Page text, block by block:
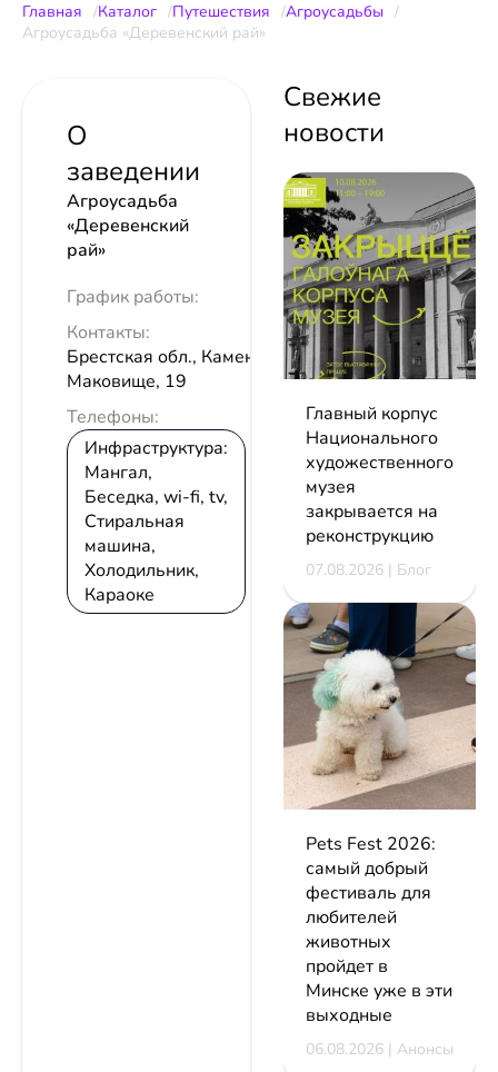
Главная Каталог Путешествия
Агроусадьбы
Агроусадьба «Деревенский рай»
О
заведении
Агроусадьба
«Деревенский
рай»
График работы:
Контакты:
Брестская обл., Каменецкий р-н, д.
Маковище, 19
Телефоны:
Инфраструктура:
Мангал,
Беседка, wi-fi, tv,
Стиральная
машина,
Холодильник,
Караоке
Свежие
новости
Главный корпус
Национального
художественного
музея
закрывается на
реконструкцию
07.08.2026 | Блог
Pets Fest 2026:
самый добрый
фестиваль для
любителей
животных
пройдет в
Минске уже в эти
выходные
06.08.2026 | Анонсы